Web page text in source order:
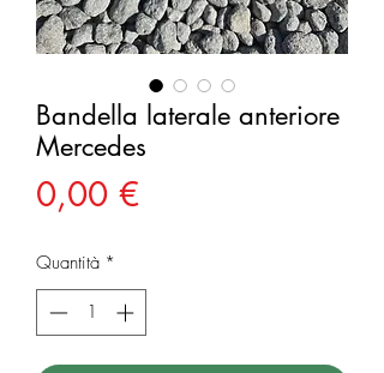
Bandella laterale anteriore
Mercedes
0,00 €Prezzo
Quantità *